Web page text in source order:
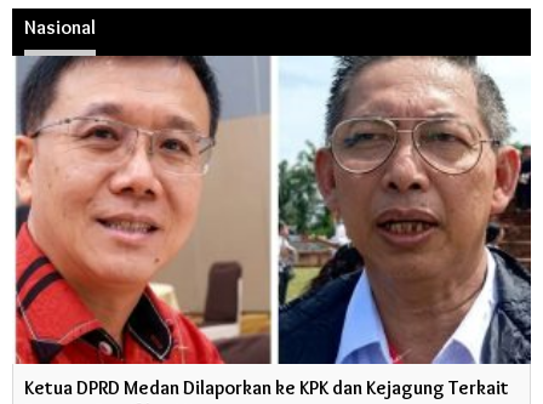
Nasional
Ketua DPRD Medan Dilaporkan ke KPK dan Kejagung Terkait